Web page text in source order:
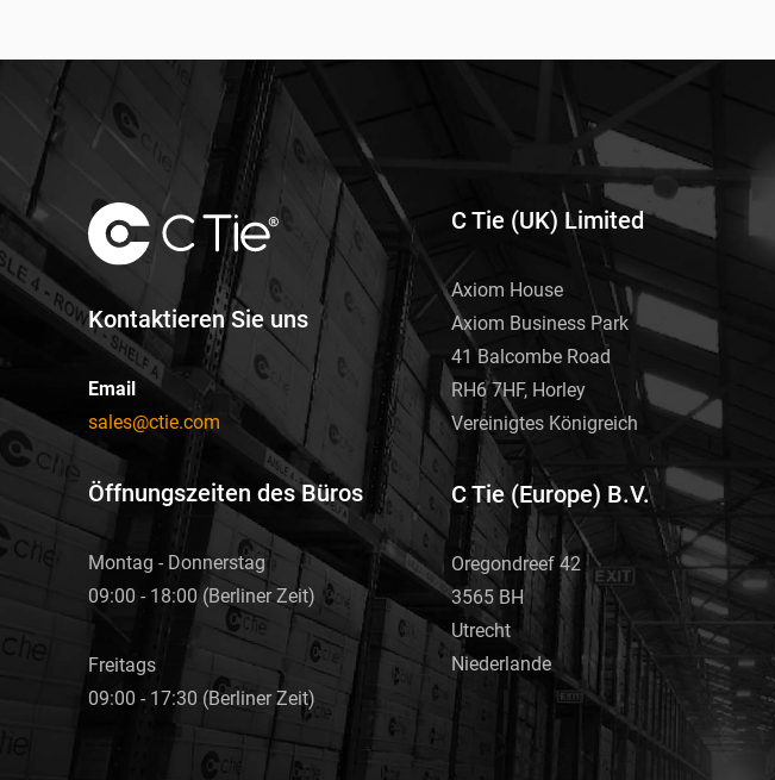
Kontaktieren Sie uns
Email
sales@ctie.com
Öffnungszeiten des Büros
Montag - Donnerstag
09:00 - 18:00 (Berliner Zeit)
Freitags
09:00 - 17:30 (Berliner Zeit)
C Tie (UK) Limited
Axiom House
Axiom Business Park
41 Balcombe Road
RH6 7HF, Horley
Vereinigtes Königreich
C Tie (Europe) B.V.
Oregondreef 42
3565 BH
Utrecht
Niederlande